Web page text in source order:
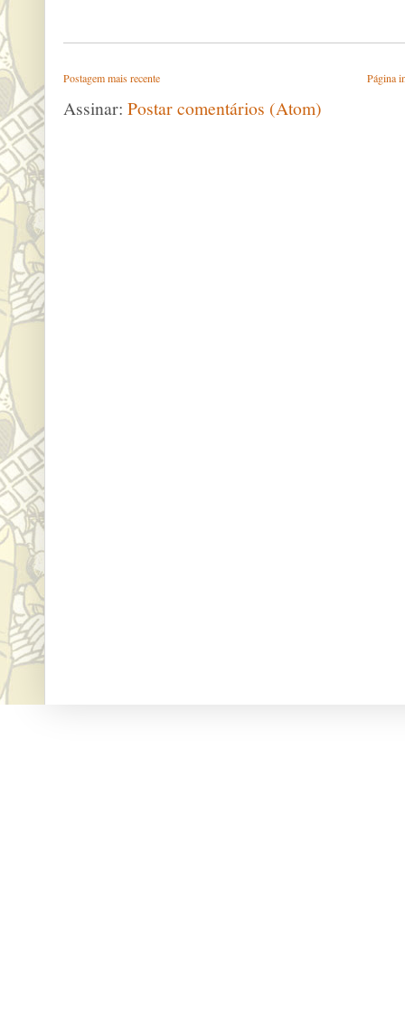
Postagem mais recente Página
Assinar: Postar comentários (Atom)